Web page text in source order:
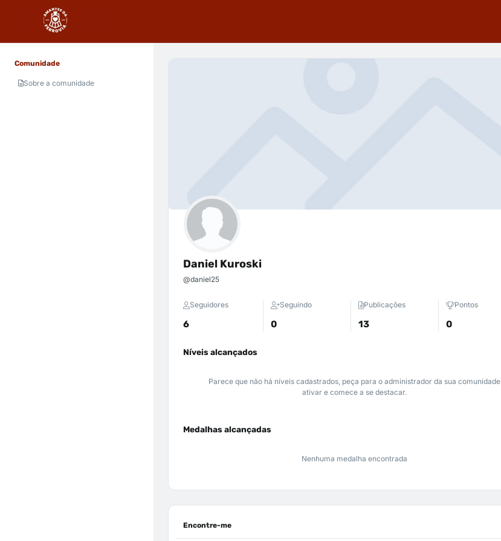
Comunidade
Sobre a comunidade
Daniel Kuroski
@daniel25
Seguidores
6
Seguindo
0
Publicações
13
Pontos
0
Níveis alcançados
Parece que não há níveis cadastrados, peça para o administrador da sua comunidade
ativar e comece a se destacar.
Medalhas alcançadas
Nenhuma medalha encontrada
Encontre-me